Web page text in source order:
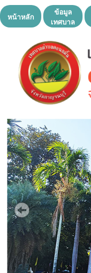
หน้าหลัก
ข้อมูล
เทศบาล